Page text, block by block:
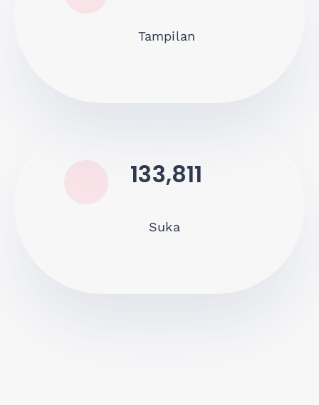
Tampilan
133,811
Suka